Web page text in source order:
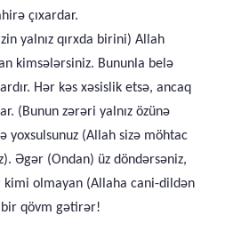
çıxardar.
yalnız qırxda birini) Allah
kimsələrsiniz. Bununla belə
Hər kəs xəsislik etsə, ancaq
(Bunun zərəri yalnız özünə
yoxsulsunuz (Allah sizə möhtac
Əgər (Ondan) üz döndərsəniz,
kimi olmayan (Allaha cani-dildən
qövm gətirər!